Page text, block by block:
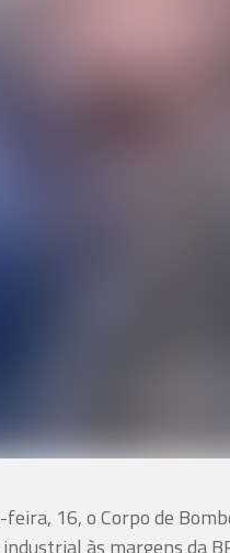
16, o Corpo de